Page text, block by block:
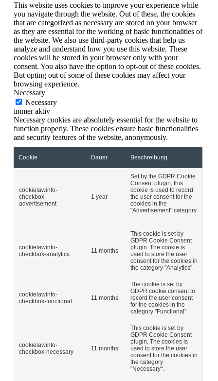
This website uses cookies to improve your experience while
you navigate through the website. Out of these, the cookies
that are categorized as necessary are stored on your browser
as they are essential for the working of basic functionalities of
the website. We also use third-party cookies that help us
analyze and understand how you use this website. These
cookies will be stored in your browser only with your
consent. You also have the option to opt-out of these cookies.
But opting out of some of these cookies may affect your
browsing experience.
Necessary
Necessary
immer aktiv
Necessary cookies are absolutely essential for the website to
function properly. These cookies ensure basic functionalities
and security features of the website, anonymously.
Cookie Dauer Beschreibung
cookielawinfo-
checkbox-
advertisement
1 year
Set by the GDPR Cookie
Consent plugin, this
cookie is used to record
the user consent for the
cookies in the
"Advertisement" category
cookielawinfo-
checkbox-analytics
11 months
This cookie is set by
GDPR Cookie Consent
plugin. The cookie is
used to store the user
consent for the cookies in
the category "Analytics".
cookielawinfo-
checkbox-functional
11 months
The cookie is set by
GDPR cookie consent to
record the user consent
for the cookies in the
category "Functional".
cookielawinfo-
checkbox-necessary
11 months
This cookie is set by
GDPR Cookie Consent
plugin. The cookies is
used to store the user
consent for the cookies in
the category
"Necessary".